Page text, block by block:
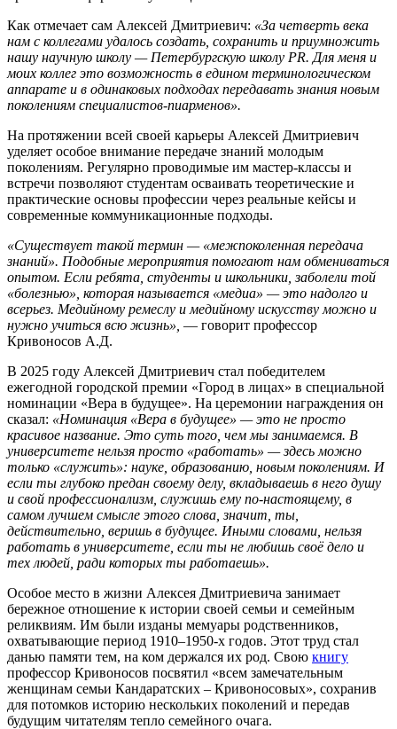
Как отмечает сам Алексей Дмитриевич: «За четверть века
нам с коллегами удалось создать, сохранить и приумножить
нашу научную школу — Петербургскую школу PR. Для меня и
моих коллег это возможность в едином терминологическом
аппарате и в одинаковых подходах передавать знания новым
поколениям специалистов-пиарменов».
На протяжении всей своей карьеры Алексей Дмитриевич
уделяет особое внимание передаче знаний молодым
поколениям. Регулярно проводимые им мастер-классы и
встречи позволяют студентам осваивать теоретические и
практические основы профессии через реальные кейсы и
современные коммуникационные подходы.
«Существует такой термин — «межпоколенная передача
знаний». Подобные мероприятия помогают нам обмениваться
опытом. Если ребята, студенты и школьники, заболели той
«болезнью», которая называется «медиа» — это надолго и
всерьез. Медийному ремеслу и медийному искусству можно и
нужно учиться всю жизнь», — говорит профессор
Кривоносов А.Д.
В 2025 году Алексей Дмитриевич стал победителем
ежегодной городской премии «Город в лицах» в специальной
номинации «Вера в будущее». На церемонии награждения он
сказал: «Номинация «Вера в будущее» — это не просто
красивое название. Это суть того, чем мы занимаемся. В
университете нельзя просто «работать» — здесь можно
только «служить»: науке, образованию, новым поколениям. И
если ты глубоко предан своему делу, вкладываешь в него душу
и свой профессионализм, служишь ему по-настоящему, в
самом лучшем смысле этого слова, значит, ты,
действительно, веришь в будущее. Иными словами, нельзя
работать в университете, если ты не любишь своё дело и
тех людей, ради которых ты работаешь».
Особое место в жизни Алексея Дмитриевича занимает
бережное отношение к истории своей семьи и семейным
реликвиям. Им были изданы мемуары родственников,
охватывающие период 1910–1950-х годов. Этот труд стал
данью памяти тем, на ком держался их род. Свою книгу
профессор Кривоносов посвятил «всем замечательным
женщинам семьи Кандаратских – Кривоносовых», сохранив
для потомков историю нескольких поколений и передав
будущим читателям тепло семейного очага.